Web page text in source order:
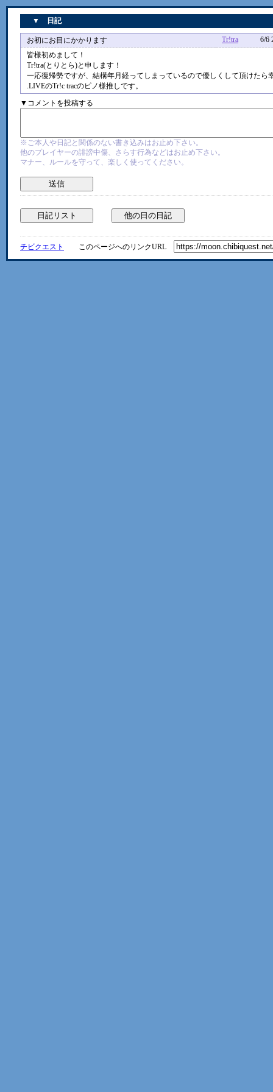
▼ 日記
お初にお目にかかります Tr!tra 6/6
皆様初めまして！
Tr!tra(とりとら)と申します！
一応復帰勢ですが、結構年月経ってしまっているので優しくして頂けたら
.LIVEのTr!c tracのピノ様推しです。
▼コメントを投稿する
※ご本人や日記と関係のない書き込みはお止め下さい。
他のプレイヤーの誹謗中傷、さらす行為などはお止め下さい。
マナー、ルールを守って、楽しく使ってください。
チビクエスト このページへのリンクURL